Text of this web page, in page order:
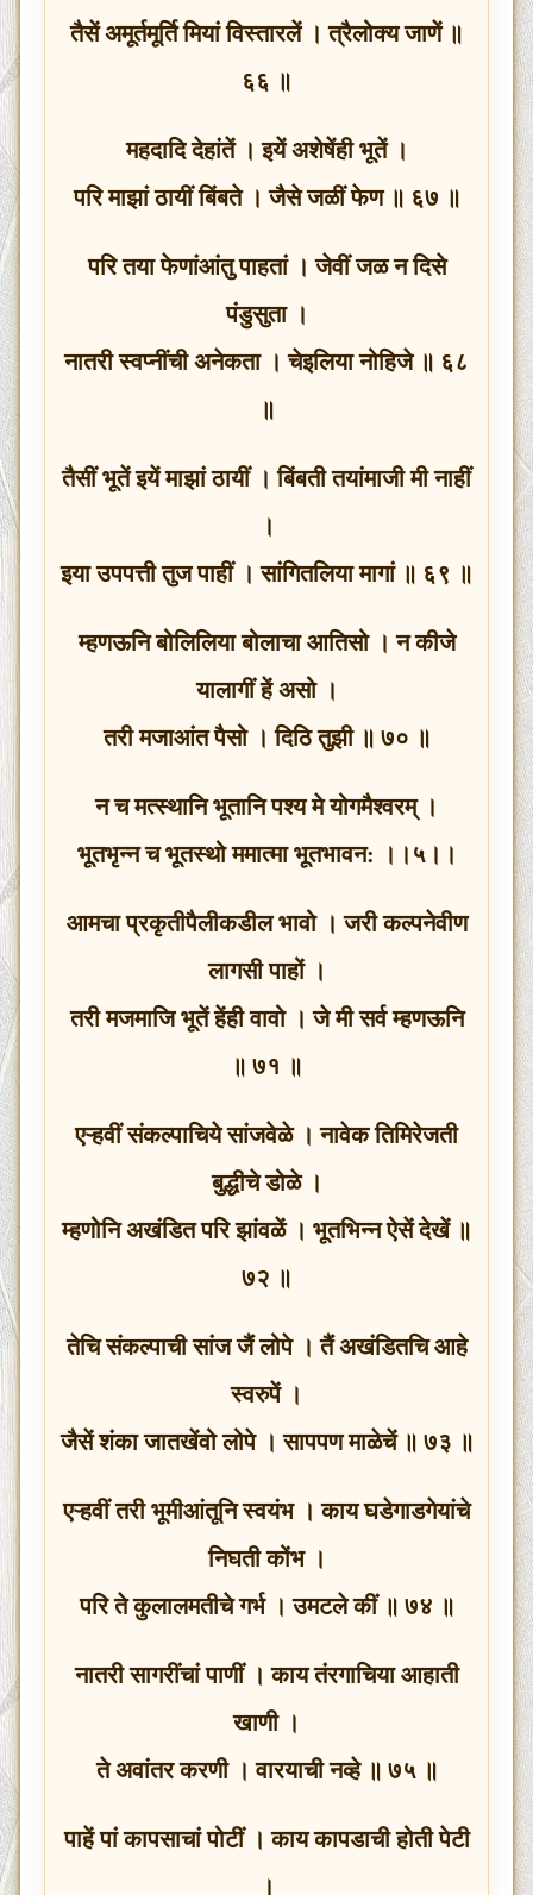
तैसें अमूर्तमूर्ति मियां विस्तारलें । त्रैलोक्य जाणें ॥
६६ ॥
महदादि देहांतें । इयें अशेषेंही भूतें ।
परि माझां ठायीं बिंबते । जैसे जळीं फेण ॥ ६७ ॥
परि तया फेणांआंतु पाहतां । जेवीं जळ न दिसे
पंडुसुता ।
नातरी स्वप्नींची अनेकता । चेइलिया नोहिजे ॥ ६८
॥
तैसीं भूतें इयें माझां ठायीं । बिंबती तयांमाजी मी नाहीं
।
इया उपपत्ती तुज पाहीं । सांगितलिया मागां ॥ ६९ ॥
म्हणऊनि बोलिलिया बोलाचा आतिसो । न कीजे
यालागीं हें असो ।
तरी मजाआंत पैसो । दिठि तुझी ॥ ७० ॥
न च मत्स्थानि भूतानि पश्य मे योगमैश्वरम् ।
भूतभृन्न च भूतस्थो ममात्मा भूतभावन: ।।५।।
आमचा प्रकृतीपैलीकडील भावो । जरी कल्पनेवीण
लागसी पाहों ।
तरी मजमाजि भूतें हेंही वावो । जे मी सर्व म्हणऊनि
॥ ७१ ॥
एऱ्हवीं संकल्पाचिये सांजवेळे । नावेक तिमिरेजती
बुद्धीचे डोळे ।
म्हणोनि अखंडित परि झांवळें । भूतभिन्न ऐसें देखें ॥
७२ ॥
तेचि संकल्पाची सांज जैं लोपे । तैं अखंडितचि आहे
स्वरुपें ।
जैसें शंका जातखेंवो लोपे । सापपण माळेचें ॥ ७३ ॥
एऱ्हवीं तरी भूमीआंतूनि स्वयंभ । काय घडेगाडगेयांचे
निघती कोंभ ।
परि ते कुलालमतीचे गर्भ । उमटले कीं ॥ ७४ ॥
नातरी सागरींचां पाणीं । काय तंरगाचिया आहाती
खाणी ।
ते अवांतर करणी । वारयाची नव्हे ॥ ७५ ॥
पाहें पां कापसाचां पोटीं । काय कापडाची होती पेटी
।